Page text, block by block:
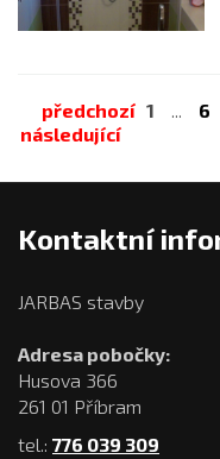
předchozí 1 6
následující
Kontaktní
JARBAS stavby
Adresa pobočky:
Husova 366
261 01 Příbram
tel.: 776 039 309